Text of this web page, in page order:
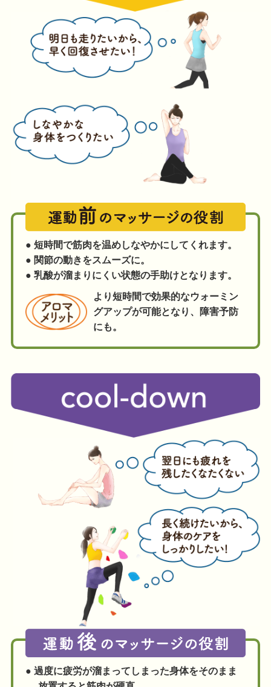
● 短時間で筋肉を温めしなやかにしてくれます。
● 関節の動きをスムーズに。
● 乳酸が溜まりにくい状態の手助けとなります。
より短時間で効果的なウォーミン
グアップが可能となり、障害予防
にも。
● 過度に疲労が溜まってしまった身体をそのまま